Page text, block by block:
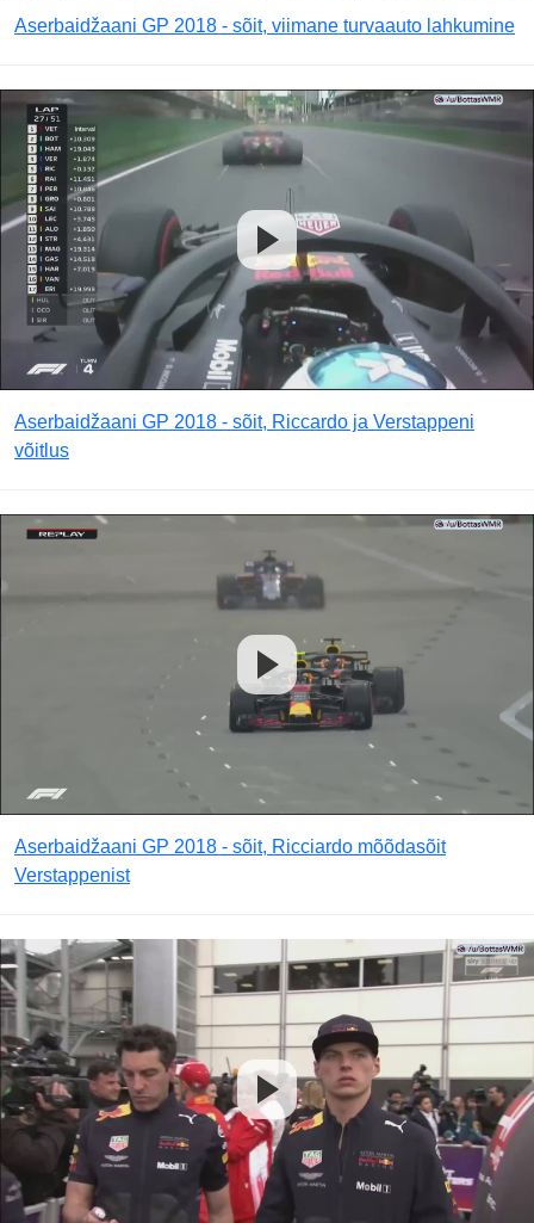
Aserbaidžaani GP 2018 - sõit, viimane turvaauto lahkumine
Aserbaidžaani GP 2018 - sõit, Riccardo ja Verstappeni
võitlus
Aserbaidžaani GP 2018 - sõit, Ricciardo mõõdasõit
Verstappenist